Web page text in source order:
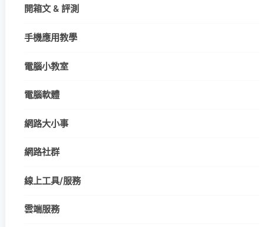
開箱文 & 評測
手機應用教學
電腦小教室
電腦軟體
網路大小事
網路社群
線上工具/服務
雲端服務